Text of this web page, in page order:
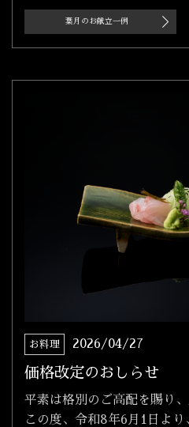
葉月のお献立一例
お料理 2026/04/27
価格改定のおしらせ
平素は格別のご高配を賜り
この度、令和8年6月1日よ